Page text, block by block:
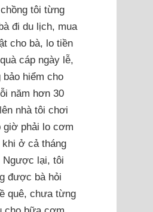
tôi từng
đi du lịch, mua
cho bà, lo tiền
cáp ngày lễ,
bảo hiểm cho
năm hơn 30
nhà tôi chơi
giờ phải lo cơm
ở cả tháng
Ngược lại, tôi
được bà hỏi
quê, chưa từng